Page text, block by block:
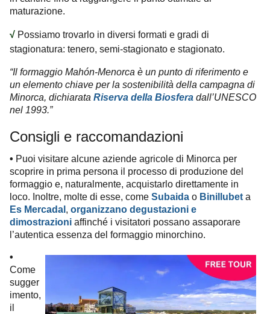
maturazione.
√ Possiamo trovarlo in diversi formati e gradi di
stagionatura: tenero, semi-stagionato e stagionato.
“Il formaggio Mahón-Menorca è un punto di riferimento e
un elemento chiave per la sostenibilità della campagna di
Minorca, dichiarata Riserva della Biosfera dall’UNESCO
nel 1993.”
Consigli e raccomandazioni
• Puoi visitare alcune aziende agricole di Minorca per
scoprire in prima persona il processo di produzione del
formaggio e, naturalmente, acquistarlo direttamente in
loco. Inoltre, molte di esse, come Subaida o Binillubet a
Es Mercadal, organizzano degustazioni e
dimostrazioni affinché i visitatori possano assaporare
l’autentica essenza del formaggio minorchino.
•
Come
sugger
imento,
il